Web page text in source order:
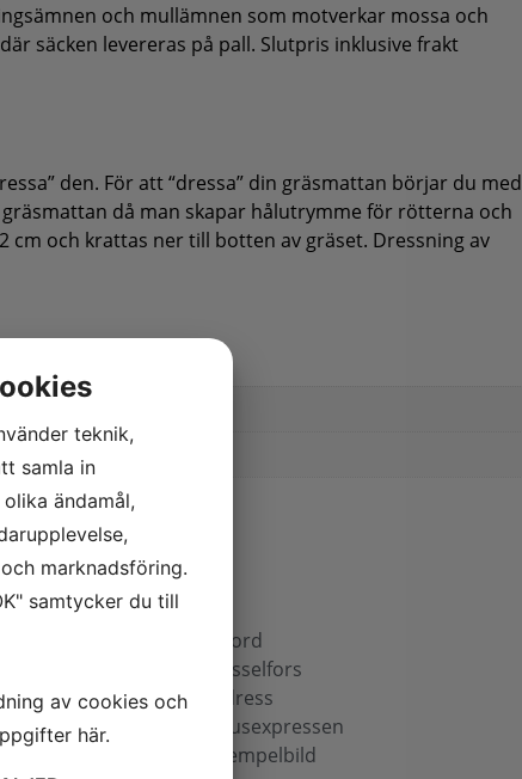
och mullämnen som motverkar mossa och
säcken levereras på pall. Slutpris inklusive frakt
den. För att “dressa” din gräsmattan börjar du med
då man skapar hålutrymme för rötterna och
och krattas ner till botten av gräset. Dressning av
teknik,
samla in
ändamål,
marknadsföring.
samtycker du till
av cookies och
här.